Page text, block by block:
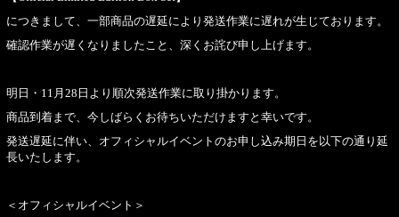
につきまして、一部商品の遅延により発送作業に遅れが生じております。
確認作業が遅くなりましたこと、深くお詫び申し上げます。
明日・11月28日より順次発送作業に取り掛かります。
商品到着まで、今しばらくお待ちいただけますと幸いです。
発送遅延に伴い、オフィシャルイベントのお申し込み期日を以下の通り延
長いたします。
＜オフィシャルイベント＞